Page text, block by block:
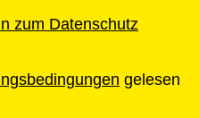
zum Datenschutz
gelesen